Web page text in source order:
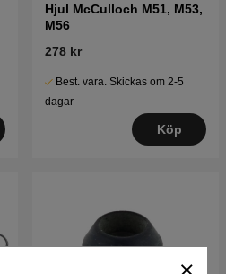
Hjul McCulloch M51, M53,
M56
278 kr
Best. vara. Skickas om 2-5
dagar
Köp